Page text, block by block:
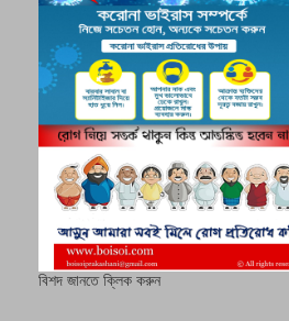
বিশদ জানতে ক্লিক করুন